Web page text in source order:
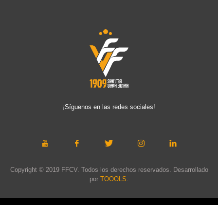
¡Síguenos en las redes sociales!
Copyright © 2019 FFCV. Todos los derechos reservados. Desarrollado
por TOOOLS.